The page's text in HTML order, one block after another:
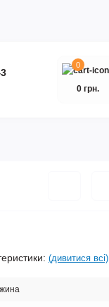
0
0 грн.
(дивитися всі)